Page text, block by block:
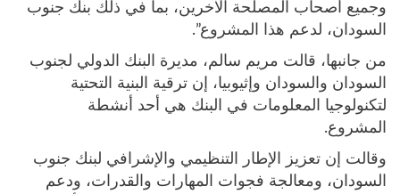
وجميع أصحاب المصلحة الآخرين، بما في ذلك بنك جنوب
السودان، لدعم هذا المشروع”.
من جانبها، قالت مريم سالم، مديرة البنك الدولي لجنوب
السودان والسودان وإثيوبيا، إن ترقية البنية التحتية
لتكنولوجيا المعلومات في البنك هي أحد أنشطة
المشروع.
وقالت إن تعزيز الإطار التنظيمي والإشرافي لبنك جنوب
السودان، ومعالجة فجوات المهارات والقدرات، ودعم